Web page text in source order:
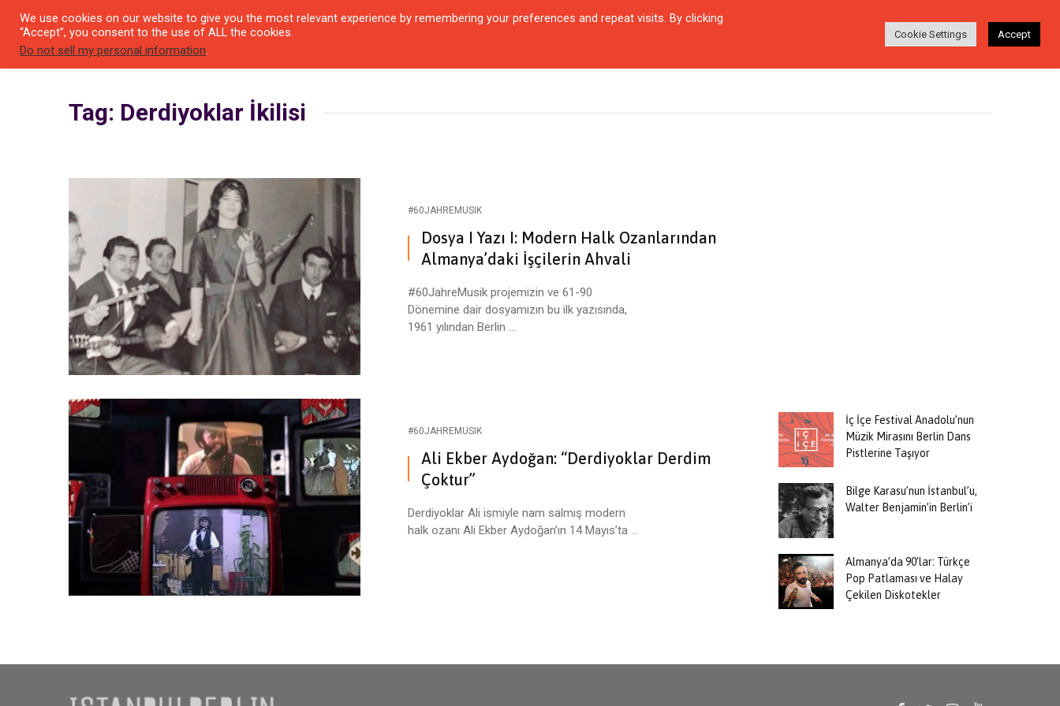
SEYIR QUARTIER KARŞILAŞMALAR ZAMANIN İÇINDEN SÖYLEŞI Login Ara
Tag: Derdiyoklar İkilisi
#60JAHREMUSIK
Dosya I Yazı I: Modern Halk Ozanlarından
Almanya’daki İşçilerin Ahvali
#60JahreMusik projemizin ve 61-90
Dönemine dair dosyamızın bu ilk yazısında,
1961 yılından Berlin ...
#60JAHREMUSIK
Ali Ekber Aydoğan: “Derdiyoklar Derdim
Çoktur”
Derdiyoklar Ali ismiyle nam salmış modern
halk ozanı Ali Ekber Aydoğan’ın 14 Mayıs’ta ...
İç İçe Festival Anadolu’nun
Müzik Mirasını Berlin Dans
Pistlerine Taşıyor
Bilge Karasu’nun İstanbul’u,
Walter Benjamin’in Berlin’i
Almanya’da 90’lar: Türkçe
Pop Patlaması ve Halay
Çekilen Diskotekler
We use cookies on our website to give you the most relevant experience by remembering your preferences and repeat visits. By clicking
“Accept”, you consent to the use of ALL the cookies.
Do not sell my personal information.
Cookie Settings Accept